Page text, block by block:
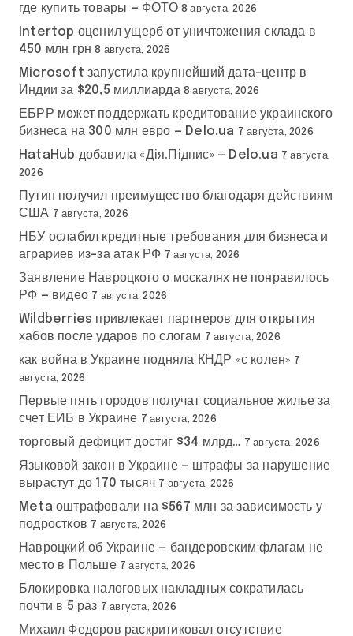
где купить товары — ФОТО 8 августа, 2026
Intertop оценил ущерб от уничтожения склада в
450 млн грн 8 августа, 2026
Microsoft запустила крупнейший дата-центр в
Индии за $20,5 миллиарда 8 августа, 2026
ЕБРР может поддержать кредитование украинского
бизнеса на 300 млн евро — Delo.ua 7 августа, 2026
HataHub добавила «Дія.Підпис» — Delo.ua 7 августа,
2026
Путин получил преимущество благодаря действиям
США 7 августа, 2026
НБУ ослабил кредитные требования для бизнеса и
аграриев из-за атак РФ 7 августа, 2026
Заявление Навроцкого о москалях не понравилось
РФ — видео 7 августа, 2026
Wildberries привлекает партнеров для открытия
хабов после ударов по слогам 7 августа, 2026
как война в Украине подняла КНДР «с колен» 7
августа, 2026
Первые пять городов получат социальное жилье за
счет ЕИБ в Украине 7 августа, 2026
торговый дефицит достиг $34 млрд… 7 августа, 2026
Языковой закон в Украине — штрафы за нарушение
вырастут до 170 тысяч 7 августа, 2026
Meta оштрафовали на $567 млн за зависимость у
подростков 7 августа, 2026
Навроцкий об Украине — бандеровским флагам не
место в Польше 7 августа, 2026
Блокировка налоговых накладных сократилась
почти в 5 раз 7 августа, 2026
Михаил Федоров раскритиковал отсутствие